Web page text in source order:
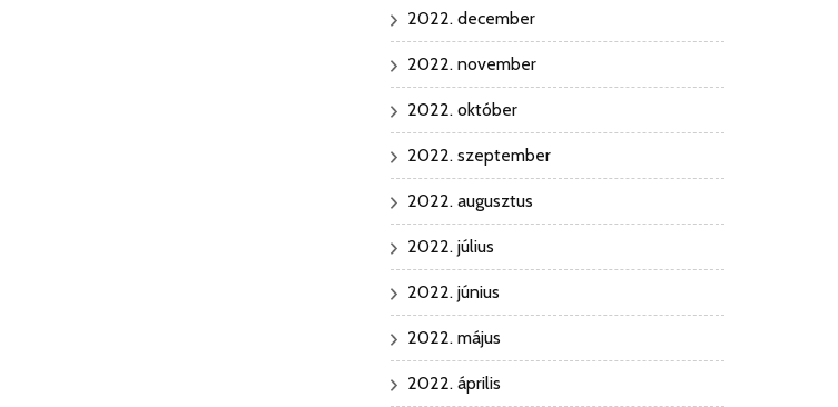
2022. december
2022. november
2022. október
2022. szeptember
2022. augusztus
2022. július
2022. június
2022. május
2022. április